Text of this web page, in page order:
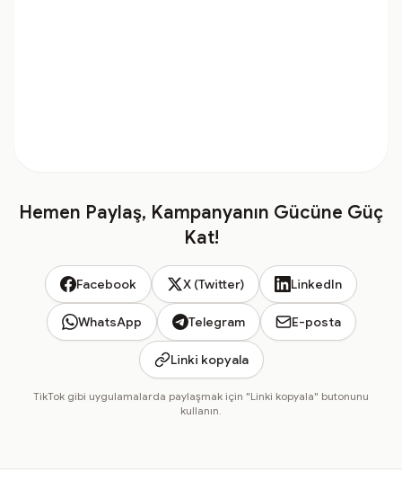
Hemen Paylaş, Kampanyanın Gücüne Güç
Kat!
Facebook X (Twitter) LinkedIn
WhatsApp Telegram E-posta
Linki kopyala
TikTok gibi uygulamalarda paylaşmak için "Linki kopyala" butonunu
kullanın.